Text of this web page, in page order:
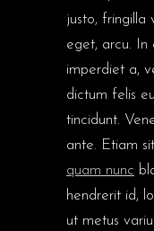
justo, fringilla
eget, arcu. In
imperdiet a,
dictum felis
tincidunt.
ante. Etiam
quam nunc
hendrerit id,
ut metus